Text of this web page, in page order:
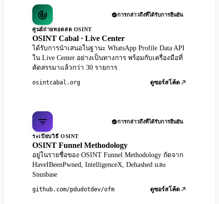
การกล่าวถึงที่ได้รับการยืนยัน
ศูนย์ถ่ายทอดสด OSINT
OSINT Cabal · Live Center
ได้รับการนำเสนอในฐานะ WhatsApp Profile Data API
ใน Live Center อย่างเป็นทางการ พร้อมกับเครื่องมือที่
คัดสรรมาแล้วกว่า 30 รายการ
osintcabal.org ดูซอร์สโค้ด
การกล่าวถึงที่ได้รับการยืนยัน
ระเบียบวิธี OSINT
OSINT Funnel Methodology
อยู่ในรายชื่อของ OSINT Funnel Methodology ถัดจาก
HaveIBeenPwned, IntelligenceX, Dehashed และ
Snusbase
github.com/pdudotdev/ofm ดูซอร์สโค้ด